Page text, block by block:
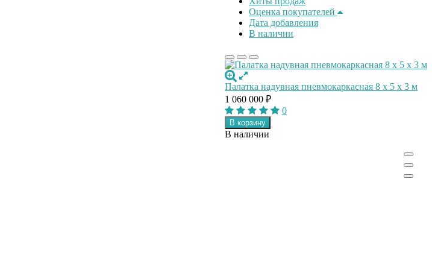
Оценка покупателей
Дата добавления
В наличии
Палатка надувная пневмокаркасная 8 x 5 x 3 м
1 060 000 ₽
0
В корзину
В наличии